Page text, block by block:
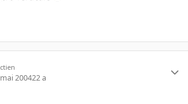
200422 a